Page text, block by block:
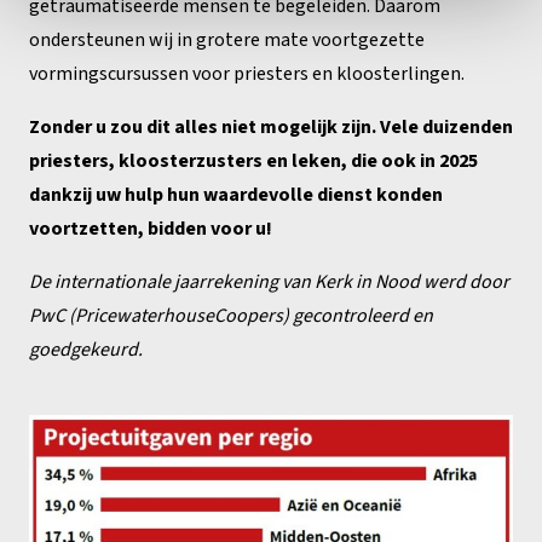
getraumatiseerde mensen te begeleiden. Daarom
ondersteunen wij in grotere mate voortgezette
vormingscursussen voor priesters en kloosterlingen.
Zonder u zou dit alles niet mogelijk zijn. Vele duizenden
priesters, kloosterzusters en leken, die ook in 2025
dankzij uw hulp hun waardevolle dienst konden
voortzetten, bidden voor u!
De internationale jaarrekening van Kerk in Nood werd door
PwC (PricewaterhouseCoopers) gecontroleerd en
goedgekeurd.